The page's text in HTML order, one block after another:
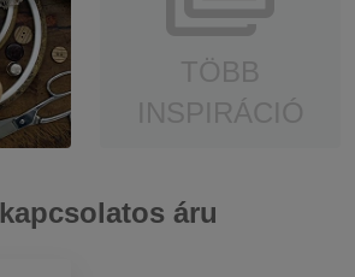
áru